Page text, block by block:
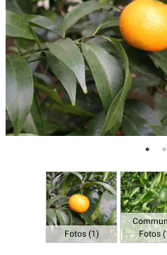
Fotos (1)
Fotos